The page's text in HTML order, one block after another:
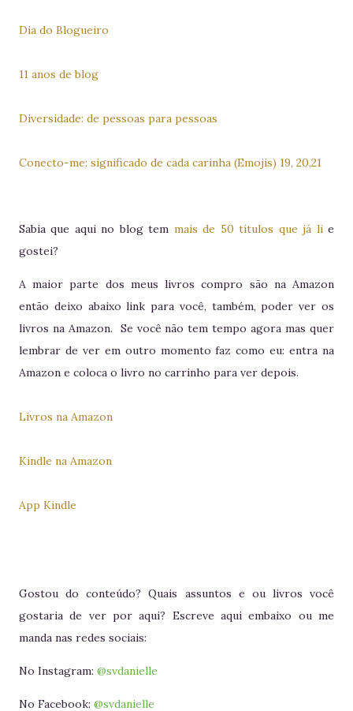
Dia do Blogueiro
11 anos de blog
Diversidade: de pessoas para pessoas
Conecto-me: significado de cada carinha (Emojis) 19, 20,21
Sabia que aqui no blog tem mais de 50 títulos que já lie
gostei?
A maior parte dos meus livros compro são na Amazon
então deixo abaixo link para você, também, poder ver os
livros na Amazon. Se você não tem tempo agora mas quer
lembrar de ver em outro momento faz como eu: entra na
Amazon e coloca o livro no carrinho para ver depois.
Livros na Amazon
Kindle na Amazon
App Kindle
Gostou do conteúdo? Quais assuntos e ou livros você
gostaria de ver por aqui? Escreve aqui embaixo ou me
manda nas redes sociais:
No Instagram: @svdanielle
No Facebook: @svdanielle